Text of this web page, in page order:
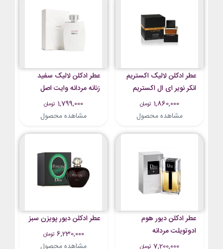
عطر ادکلن لالیک اکستریم
انکر نویر ای ال اکستریم
1,860,000 تومان
مشاهده محصول
عطر ادکلن لالیک سفید
زنانه مردانه وایت اصل
1,799,000 تومان
مشاهده محصول
عطر ادکلن دیور هوم
ادوتویلت مردانه
7,200,000 تومان
عطر ادکلن دیور پویزن سبز
6,230,000 تومان
مشاهده محصول